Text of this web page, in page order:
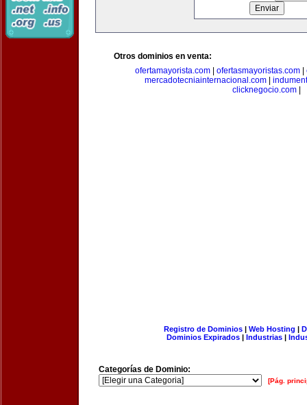
Otros dominios en venta:
ofertamayorista.com
ofertasmayoristas.com
mercadotecniainternacional.com
clicknegocio.com
Registro de Dominios| Web Hosting |
Dominios Expirados | Industrias |
Categorías de Dominio:
[Pág.